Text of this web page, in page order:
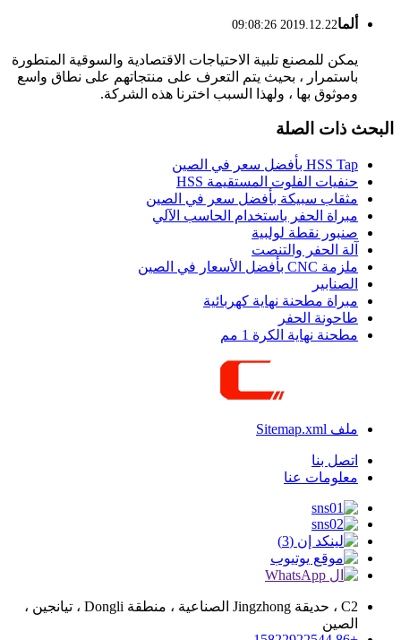
ألما2019.12.22 09:08:26
يمكن للمصنع تلبية الاحتياجات الاقتصادية والسوقية المتطورة
باستمرار ، بحيث يتم التعرف على منتجاتهم على نطاق واسع
وموثوق بها ، ولهذا السبب اخترنا هذه الشركة.
البحث ذات الصلة
HSS Tap بأفضل سعر في الصين
حنفيات الفلوت المستقيمة HSS
مثقاب سبيكة بأفضل سعر في الصين
مبراة الحفر باستخدام الحاسب الآلي
صنبور نقطة لولبية
آلة الحفر والتنصت
ملزمة CNC بأفضل الأسعار في الصين
الصنابير
مبراة مطحنة نهاية كهربائية
طاحونة الحفر
مطحنة نهاية الكرة 1 مم
ملف Sitemap.xml
اتصل بنا
معلومات عنا
C2 ، حديقة Jingzhong الصناعية ، منطقة Dongli ، تيانجين ،
الصين